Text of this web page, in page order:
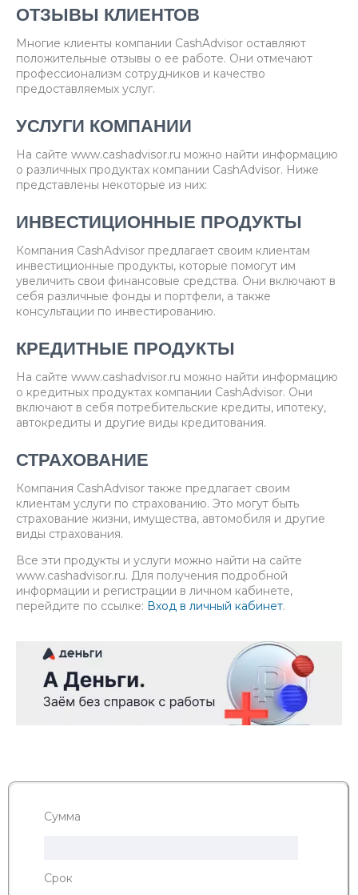
ОТЗЫВЫ КЛИЕНТОВ
Многие клиенты компании CashAdvisor оставляют
положительные отзывы о ее работе. Они отмечают
профессионализм сотрудников и качество
предоставляемых услуг.
УСЛУГИ КОМПАНИИ
На сайте www.cashadvisor.ru можно найти информацию
о различных продуктах компании CashAdvisor. Ниже
представлены некоторые из них:
ИНВЕСТИЦИОННЫЕ ПРОДУКТЫ
Компания CashAdvisor предлагает своим клиентам
инвестиционные продукты, которые помогут им
увеличить свои финансовые средства. Они включают в
себя различные фонды и портфели, а также
консультации по инвестированию.
КРЕДИТНЫЕ ПРОДУКТЫ
На сайте www.cashadvisor.ru можно найти информацию
о кредитных продуктах компании CashAdvisor. Они
включают в себя потребительские кредиты, ипотеку,
автокредиты и другие виды кредитования.
СТРАХОВАНИЕ
Компания CashAdvisor также предлагает своим
клиентам услуги по страхованию. Это могут быть
страхование жизни, имущества, автомобиля и другие
виды страхования.
Все эти продукты и услуги можно найти на сайте
www.cashadvisor.ru. Для получения подробной
информации и регистрации в личном кабинете,
перейдите по ссылке: Вход в личный кабинет.
Сумма
Срок